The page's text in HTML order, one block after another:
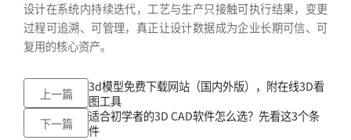
设计在系统内持续迭代，工艺与生产只接触可执行结果，变更
过程可追溯、可管理，真正让设计数据成为企业长期可信、可
复用的核心资产。
上一篇
3d模型免费下载网站（国内外版），附在线3D看
图工具
下一篇
适合初学者的3D CAD软件怎么选？先看这3个条
件